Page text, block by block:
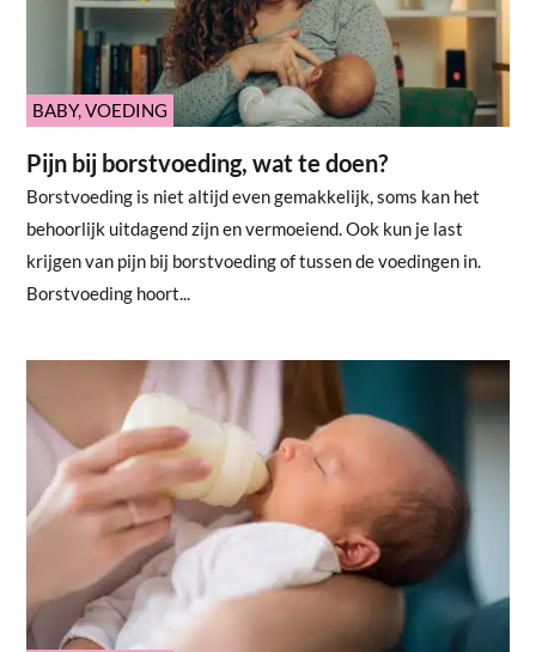
BABY,VOEDING
Pijn bij borstvoeding, wat te doen?
Borstvoeding is niet altijd even gemakkelijk, soms kan het
behoorlijk uitdagend zijn en vermoeiend. Ook kun je last
krijgen van pijn bij borstvoeding of tussen de voedingen in.
Borstvoeding hoort...